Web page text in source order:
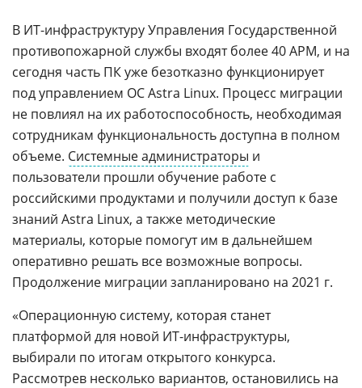
В ИТ-инфраструктуру Управления Государственной
противопожарной службы входят более 40 АРМ, и на
сегодня часть ПК уже безотказно функционирует
под управлением ОС Astra Linux. Процесс миграции
не повлиял на их работоспособность, необходимая
сотрудникам функциональность доступна в полном
объеме. Системные администраторы и
пользователи прошли обучение работе с
российскими продуктами и получили доступ к базе
знаний Astra Linux, а также методические
материалы, которые помогут им в дальнейшем
оперативно решать все возможные вопросы.
Продолжение миграции запланировано на 2021 г.
«Операционную систему, которая станет
платформой для новой ИТ-инфраструктуры,
выбирали по итогам открытого конкурса.
Рассмотрев несколько вариантов, остановились на